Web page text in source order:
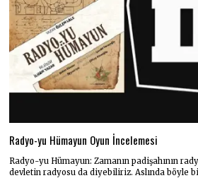
Radyo-yu Hümayun Oyun İncelemesi
Radyo-yu Hümayun: Zamanın padişahının
devletin radyosu da diyebiliriz. Aslında böyle